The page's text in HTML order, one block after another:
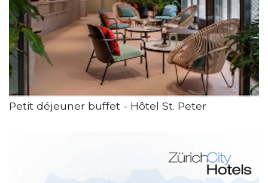
Petit déjeuner buffet - Hôtel St. Peter